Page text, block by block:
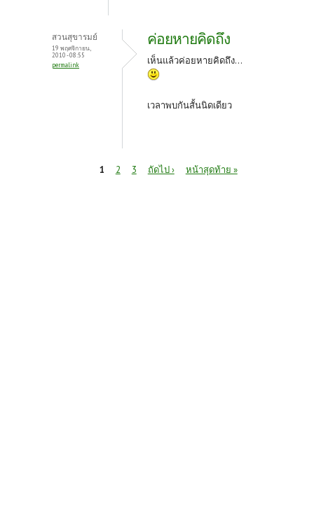
สวนสุขารมย์
19 พฤศจิกายน,
2010 - 08:55
permalink
ค่อยหายคิดถึง
เห็นแล้วค่อยหายคิดถึง...
เวลาพบกันสั้นนิดเดียว
1 2 3 ถัดไป › หน้าสุดท้าย »